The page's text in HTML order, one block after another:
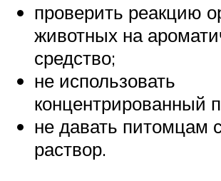
проверить реакцию
животных на
средство;
не использовать
концентрированный
не давать питомцам
раствор.